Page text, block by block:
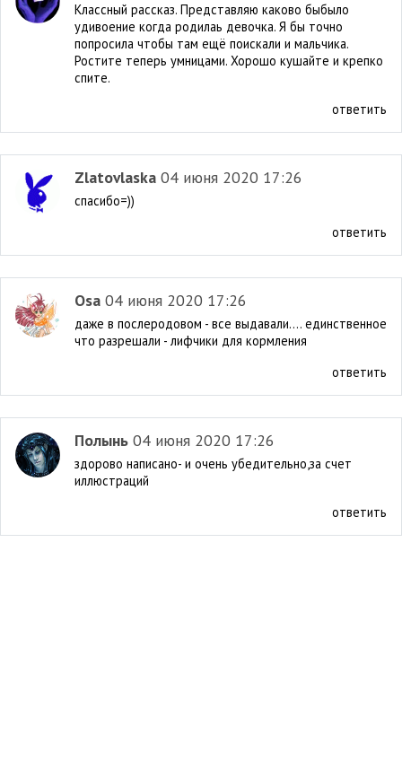
Классный рассказ. Представляю каково быбыло
удивоение когда родилаь девочка. Я бы точно
попросила чтобы там ещё поискали и мальчика.
Ростите теперь умницами. Хорошо кушайте и крепко
спите.
ответить
Zlatovlaska 04 июня 2020 17:26
спасибо=))
ответить
Osa 04 июня 2020 17:26
даже в послеродовом - все выдавали.... единственное
что разрешали - лифчики для кормления
ответить
Полынь 04 июня 2020 17:26
здорово написано- и очень убедительно,за счет
иллюстраций
ответить